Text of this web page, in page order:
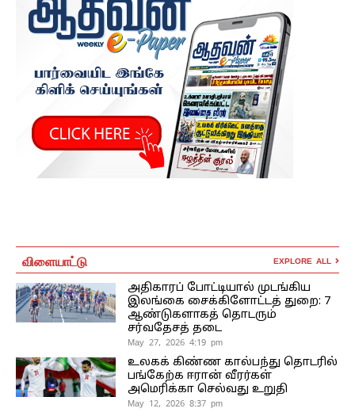
விளையாட்டு EXPLORE ALL
அதிகாரப் போட்டியால் முடங்கிய
இலங்கை சைக்கிளோட்டத் துறை: 7
ஆண்டுகளாகத் தொடரும்
சர்வதேசத் தடை
May 27, 2026 4:19 pm
உலகக் கிண்ண கால்பந்து தொடரில்
பங்கேற்க ஈரான் வீரர்கள்
அமெரிக்கா செல்வது உறுதி
May 12, 2026 8:37 pm